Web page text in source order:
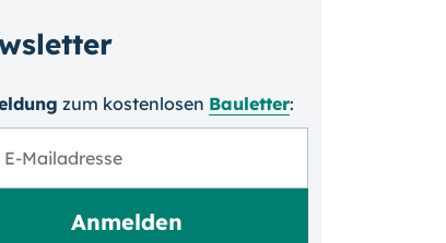
zum kosten­losen Bauletter: